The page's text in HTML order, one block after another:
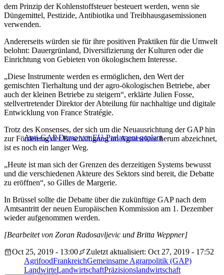
dem Prinzip der Kohlenstoffsteuer besteuert werden, wenn sie
Düngemittel, Pestizide, Antibiotika und Treibhausgasemissionen
verwenden.
Andererseits würden sie für ihre positiven Praktiken für die Umwelt
belohnt: Dauergrünland, Diversifizierung der Kulturen oder die
Einrichtung von Gebieten von ökologischem Interesse.
„Diese Instrumente werden es ermöglichen, den Wert der
gemischten Tierhaltung und der agro-ökologischen Betriebe, aber
auch der kleinen Betriebe zu steigern“, erklärte Julien Fosse,
stellvertretender Direktor der Abteilung für nachhaltige und digitale
Entwicklung von France Stratégie.
Anti-GAP Demo vor EU-Parlament geplant
Trotz des Konsenses, der sich um die Neuausrichtung der GAP hin
zur Förderung der Beschäftigung im Agrarsektor herum abzeichnet,
ist es noch ein langer Weg.
„Heute ist man sich der Grenzen des derzeitigen Systems bewusst
und die verschiedenen Akteure des Sektors sind bereit, die Debatte
zu eröffnen“, so Gilles de Margerie.
In Brüssel sollte die Debatte über die zukünftige GAP nach dem
Amtsantritt der neuen Europäischen Kommission am 1. Dezember
wieder aufgenommen werden.
[Bearbeitet von Zoran Radosavljevic und Britta Weppner]
Oct 25, 2019 - 13:00
Zuletzt aktualisiert: Oct 27, 2019 - 17:52
AgrifoodFrankreichGemeinsame Agrarpolitik (GAP)
LandwirteLandwirtschaftPräzisionslandwirtschaft